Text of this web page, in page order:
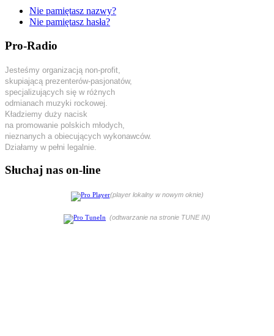
Nie pamiętasz nazwy?
Nie pamiętasz hasła?
Pro-Radio
Jesteśmy organizacją non-profit,
skupiającą prezenterów-pasjonatów,
specjalizujących się w różnych
odmianach muzyki rockowej.
Kładziemy duży nacisk
na promowanie polskich młodych,
nieznanych a obiecujących wykonawców.
Działamy w pełni legalnie.
Słuchaj nas on-line
(player lokalny w nowym oknie)
(odtwarzanie na stronie TUNE IN)